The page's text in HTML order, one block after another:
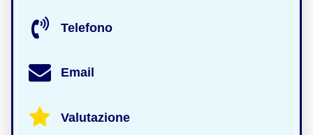
Telefono
Email
Valutazione